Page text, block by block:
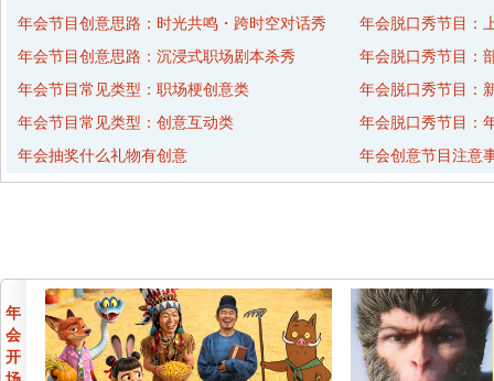
年会节目创意思路：时光共鸣・跨时空对话秀
年会节目创意思路：沉浸式职场剧本杀秀
年会节目常见类型：职场梗创意类
年会节目常见类型：创意互动类
年会抽奖什么礼物有创意
年会脱口秀节目：
年会脱口秀节目：
年会脱口秀节目：
年会脱口秀节目：
年会创意节目注意
年
会
开